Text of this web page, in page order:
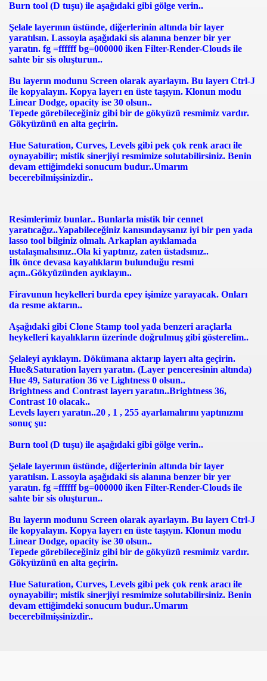
Burn tool (D tuşu) ile aşağıdaki gibi gölge verin..
Şelale layerının üstünde, diğerlerinin altında bir layer
yaratılsın. Lassoyla aşağıdaki sis alanına benzer bir yer
yaratın. fg =ffffff bg=000000 iken Filter-Render-Clouds ile
sahte bir sis oluşturun..
Bu layerın modunu Screen olarak ayarlayın. Bu layerı Ctrl-J
ile kopyalayın. Kopya layerı en üste taşıyın. Klonun modu
Linear Dodge, opacity ise 30 olsun..
Tepede görebileceğiniz gibi bir de gökyüzü resmimiz vardır.
Gökyüzünü en alta geçirin.
Hue Saturation, Curves, Levels gibi pek çok renk aracı ile
oynayabilir; mistik sinerjiyi resmimize solutabilirsiniz. Benin
devam ettiğimdeki sonucum budur..Umarım
becerebilmişsinizdir..
Resimlerimiz bunlar.. Bunlarla mistik bir cennet
yaratıcağız..Yapabileceğiniz kanısındaysanız iyi bir pen yada
lasso tool bilginiz olmalı. Arkaplan ayıklamada
ustalaşmalısınız..Ola ki yaptınız, zaten üstadsınız..
İlk önce devasa kayalıkların bulunduğu resmi
açın..Gökyüzünden ayıklayın..
Firavunun heykelleri burda epey işimize yarayacak. Onları
da resme aktarın..
Aşağıdaki gibi Clone Stamp tool yada benzeri araçlarla
heykelleri kayalıkların üzerinde doğrulmuş gibi gösterelim..
Şelaleyi ayıklayın. Dökümana aktarıp layerı alta geçirin.
Hue&Saturation layerı yaratın. (Layer penceresinin altında)
Hue 49, Saturation 36 ve Lightness 0 olsun..
Brightness and Contrast layerı yaratın..Brightness 36,
Contrast 10 olacak..
Levels layerı yaratın..20 , 1 , 255 ayarlamalırını yaptınızmı
sonuç şu:
Burn tool (D tuşu) ile aşağıdaki gibi gölge verin..
Şelale layerının üstünde, diğerlerinin altında bir layer
yaratılsın. Lassoyla aşağıdaki sis alanına benzer bir yer
yaratın. fg =ffffff bg=000000 iken Filter-Render-Clouds ile
sahte bir sis oluşturun..
Bu layerın modunu Screen olarak ayarlayın. Bu layerı Ctrl-J
ile kopyalayın. Kopya layerı en üste taşıyın. Klonun modu
Linear Dodge, opacity ise 30 olsun..
Tepede görebileceğiniz gibi bir de gökyüzü resmimiz vardır.
Gökyüzünü en alta geçirin.
Hue Saturation, Curves, Levels gibi pek çok renk aracı ile
oynayabilir; mistik sinerjiyi resmimize solutabilirsiniz. Benin
devam ettiğimdeki sonucum budur..Umarım
becerebilmişsinizdir..